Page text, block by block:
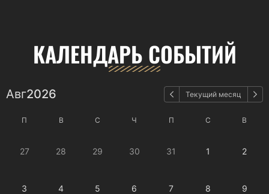
КАЛЕНДАРЬ СОБЫТИЙ
Авг2026 Текущий месяц
П В С Ч П С В
27 28 29 30 31 1 2
3 4 5 6 7 8 9